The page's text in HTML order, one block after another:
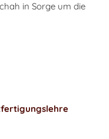
in Sorge um die